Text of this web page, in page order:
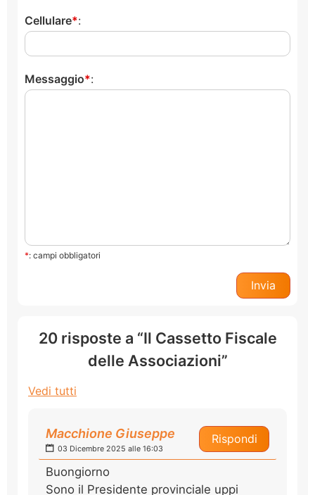
Cellulare :
Messaggio :
*: campi obbligatori
20 risposte a “Il Cassetto Fiscale
delle Associazioni”
Vedi tutti
Rispondi
Macchione Giuseppe
03 Dicembre 2025 alle 16:03
Buongiorno
Sono il Presidente provinciale uppi